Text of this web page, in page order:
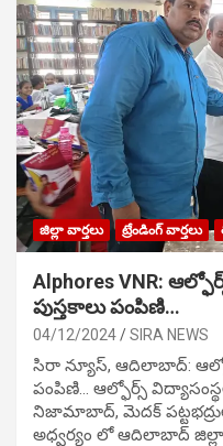
జిల్లా వార్తలు ట్రేండింగ్ వార్తలు
Alphores VNR:
పుస్తకాలు పంపిణి…
04/12/2024 SIRA NEWS
సిరా న్యూస్, ఆదిలాబాద్:
పంపిణి… ఆల్ఫోర్స్
నిజామాబాద్, మెదక్ పట్టభద్రుల
అధ్వర్యం లో ఆదిలాబాద్ జిల్లా